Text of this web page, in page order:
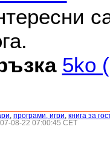
5ko
програми, игри книга за
08-22 07:00:45 CET